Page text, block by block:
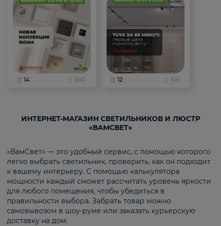
14 680 12 616
ИНТЕРНЕТ-МАГАЗИН СВЕТИЛЬНИКОВ И ЛЮСТР
«ВАМСВЕТ»
«ВамСвет» — это удобный сервис, с помощью которого
легко выбрать светильник, проверить, как он подходит
к вашему интерьеру. С помощью калькулятора
мощности каждый сможет рассчитать уровень яркости
для любого помещения, чтобы убедиться в
правильности выбора. Забрать товар можно
самовывозом в шоу-руме или заказать курьерскую
доставку на дом.